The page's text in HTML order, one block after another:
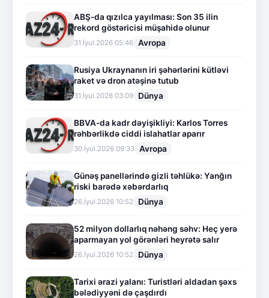
ABŞ-da qızılca yayılması: Son 35 ilin
rekord göstəricisi müşahidə olunur
31.İyul.2026 05:46 Avropa
Rusiya Ukraynanın iri şəhərlərini kütləvi
raket və dron atəşinə tutub
31.İyul.2026 03:09 Dünya
BBVA-da kadr dəyişikliyi: Karlos Torres
rəhbərlikdə ciddi islahatlar aparır
30.İyul.2026 09:33 Avropa
Günəş panellərində gizli təhlükə: Yanğın
riski barədə xəbərdarlıq
26.İyul.2026 10:52 Dünya
52 milyon dollarlıq nəhəng səhv: Heç yerə
aparmayan yol görənləri heyrətə salır
26.İyul.2026 10:52 Dünya
Tarixi ərazi yalanı: Turistləri aldadan şəxs
bələdiyyəni də çaşdırdı